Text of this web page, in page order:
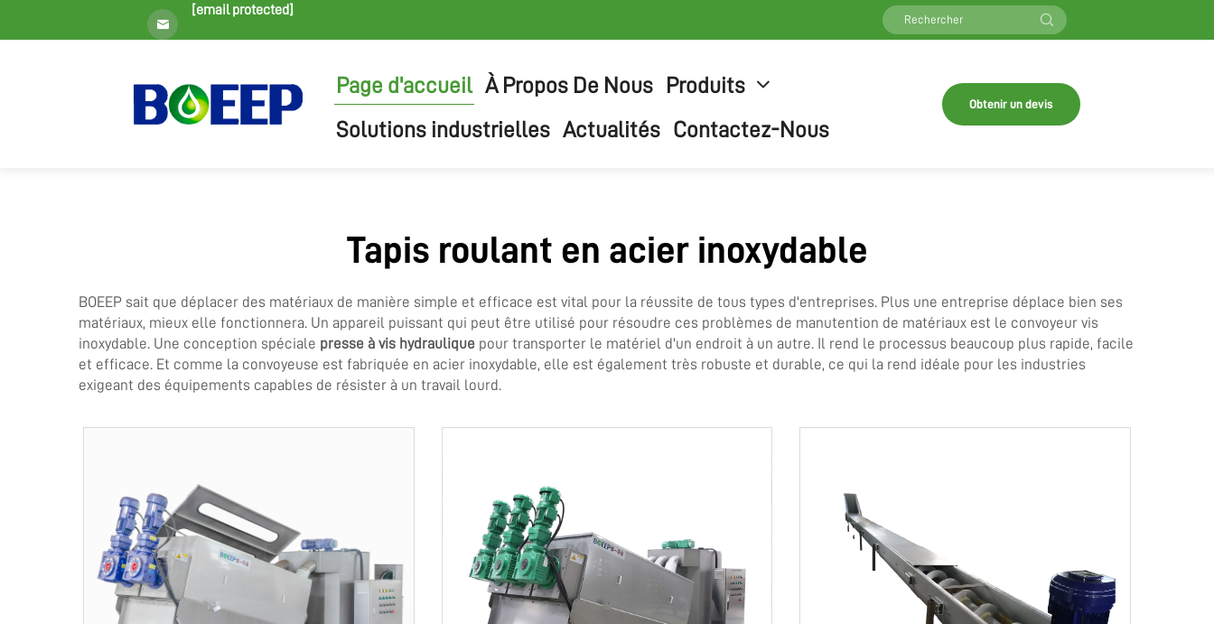
[email protected]
Page d'accueil À Propos De Nous
Produits
Solutions industrielles Actualités Contactez-Nous
Obtenir un devis
Tapis roulant en acier inoxydable
BOEEP sait que déplacer des matériaux de manière simple et efficace est vital pour la réussite de tous types d'entreprises. Plus une entreprise déplace bien ses
matériaux, mieux elle fonctionnera. Un appareil puissant qui peut être utilisé pour résoudre ces problèmes de manutention de matériaux est le convoyeur vis
inoxydable. Une conception spéciale presse à vis hydraulique pour transporter le matériel d'un endroit à un autre. Il rend le processus beaucoup plus rapide, facile
et efficace. Et comme la convoyeuse est fabriquée en acier inoxydable, elle est également très robuste et durable, ce qui la rend idéale pour les industries
exigeant des équipements capables de résister à un travail lourd.